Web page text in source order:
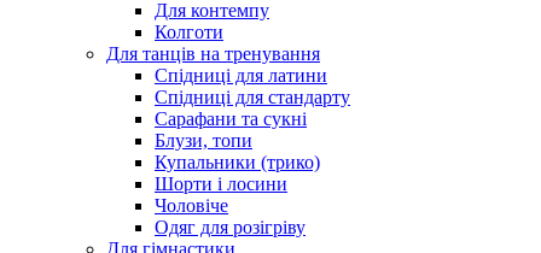
Для контемпу
Колготи
Для танців на тренування
Спідниці для латини
Спідниці для стандарту
Сарафани та сукні
Блузи, топи
Купальники (трико)
Шорти і лосини
Чоловіче
Одяг для розігріву
Для гімнастики